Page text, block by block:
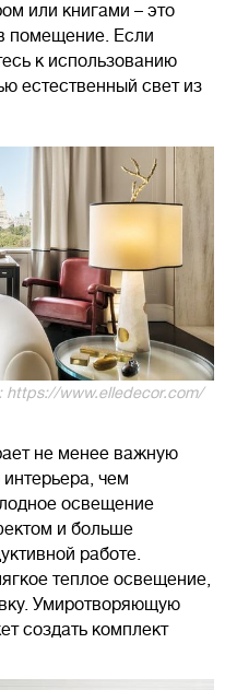
или книгами – это
помещение. Если
к использованию
естественный свет из
https://www.elledecor.com/
не менее важную
чем
освещение
и больше
работе.
теплое освещение,
Умиротворяющую
создать комплект